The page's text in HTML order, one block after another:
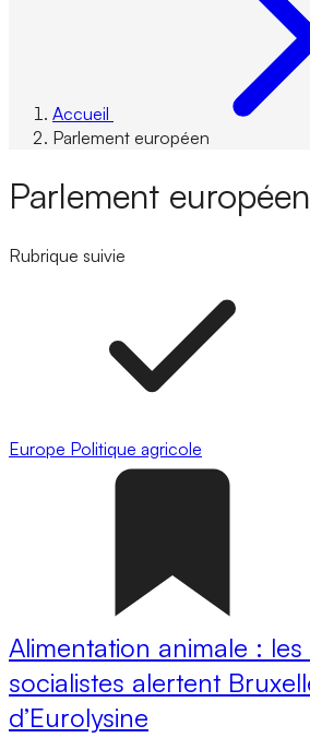
Accueil
Parlement européen
Parlement européen
Rubrique suivie
Europe Politique agricole
Alimentation animale :
socialistes alertent
d’Eurolysine